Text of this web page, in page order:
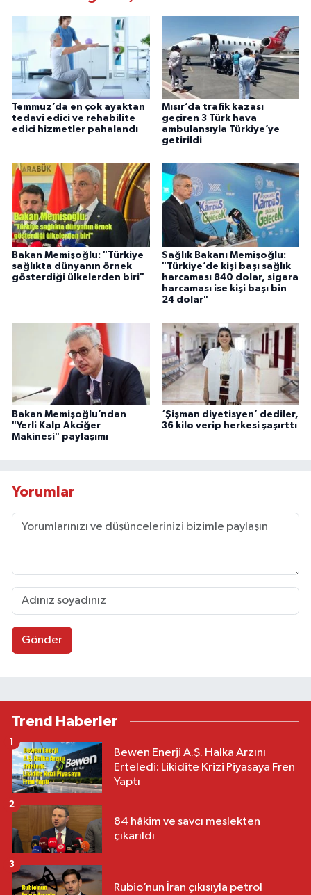
Temmuz’da en çok ayaktan
tedavi edici ve rehabilite
edici hizmetler pahalandı
Mısır’da trafik kazası
geçiren 3 Türk hava
ambulansıyla Türkiye’ye
getirildi
Bakan Memişoğlu: "Türkiye
sağlıkta dünyanın örnek
gösterdiği ülkelerden biri"
Sağlık Bakanı Memişoğlu:
"Türkiye’de kişi başı sağlık
harcaması 840 dolar, sigara
harcaması ise kişi başı bin
24 dolar"
Bakan Memişoğlu’ndan
"Yerli Kalp Akciğer
Makinesi" paylaşımı
‘Şişman diyetisyen’ dediler,
36 kilo verip herkesi şaşırttı
Yorumlar
Gönder
Trend Haberler
Bewen Enerji A.Ş. Halka Arzını
Erteledi: Likidite Krizi Piyasaya Fren
Yaptı
1
84 hâkim ve savcı meslekten
çıkarıldı
2
Rubio’nun İran çıkışıyla petrol
3